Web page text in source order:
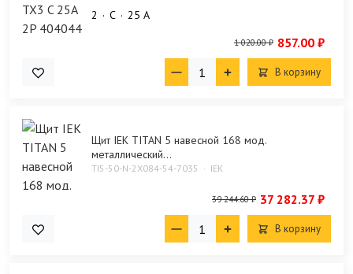
2 C 25 А
1 020.00 ₽ 857.00 ₽
В корзину
Щит IEK TITAN 5 навесной 168 мод.
металлический...
TI5-50-N-2X084-54-7035 IEK
39 244.60 ₽ 37 282.37 ₽
В корзину